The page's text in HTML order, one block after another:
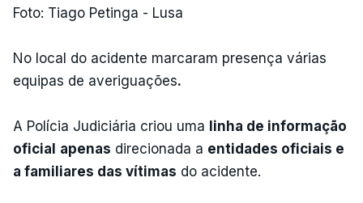
Foto: Tiago Petinga - Lusa
No local do acidente marcaram presença várias
equipas de averiguações.
A Polícia Judiciária criou uma linha de informação
oficial apenas direcionada a entidades oficiais e
a familiares das vítimas do acidente.